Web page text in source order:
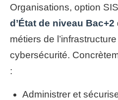
Organisations, option
d’État de niveau Bac+2
métiers de
cybersécurité.
:
Administrer et